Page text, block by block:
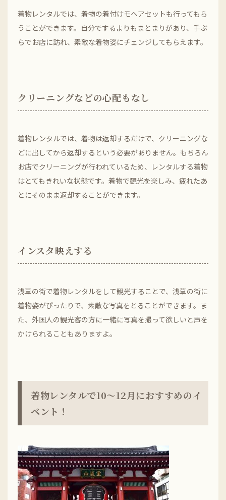
着物レンタルでは、着物の着付けモヘアセットも行ってもら
うことができます。自分でするよりもまとまりがあり、手ぶ
らでお店に訪れ、素敵な着物姿にチェンジしてもらえます。
クリーニングなどの心配もなし
着物レンタルでは、着物は返却するだけで、クリーニングな
どに出してから返却するという必要がありません。もちろん
お店でクリーニングが行われているため、レンタルする着物
はとてもきれいな状態です。着物で観光を楽しみ、疲れたあ
とにそのまま返却することができます。
インスタ映えする
浅草の街で着物レンタルをして観光することで、浅草の街に
着物姿がぴったりで、素敵な写真をとることができます。ま
た、外国人の観光客の方に一緒に写真を撮って欲しいと声を
かけられることもありますよ。
着物レンタルで10～12月におすすめのイ
ベント！